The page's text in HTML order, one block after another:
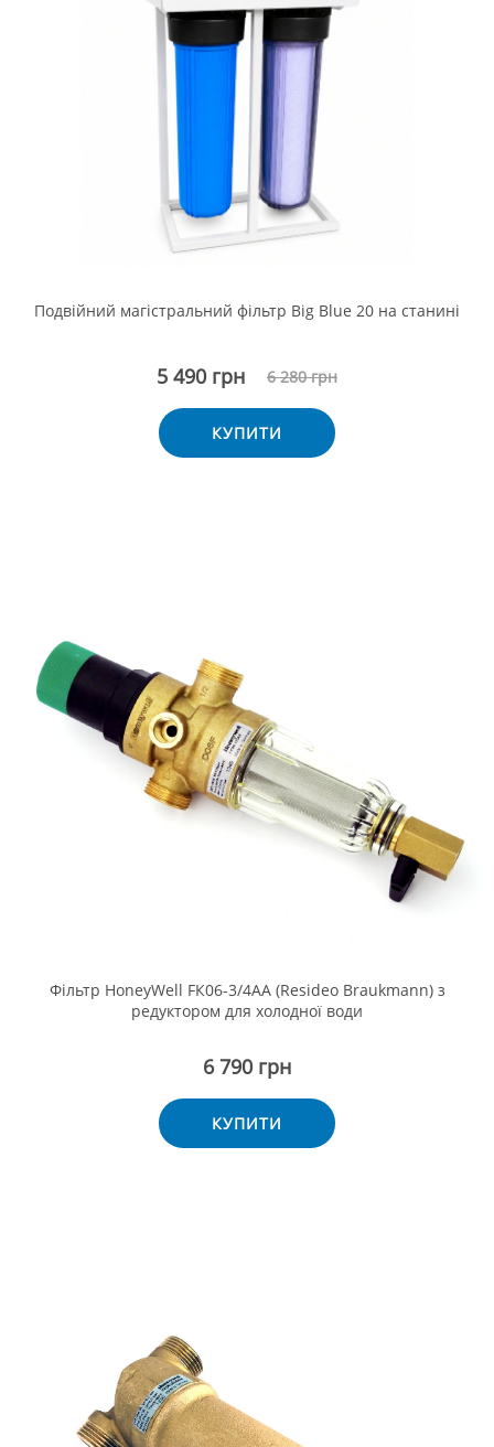
Подвійний магістральний фільтр Big Blue 20 на станині
5 490 грн 6 280 грн
КУПИТИ
Фільтр HoneyWell FК06-3/4AA (Resideo Braukmann) з
редуктором для холодної води
6 790 грн
КУПИТИ